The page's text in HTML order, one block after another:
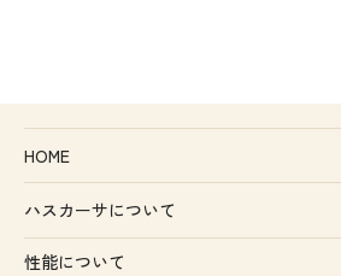
HOME
ハスカーサについて
性能について